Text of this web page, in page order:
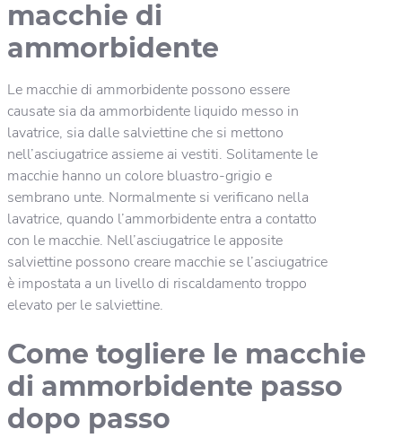
macchie di
ammorbidente
Le macchie di ammorbidente possono essere
causate sia da ammorbidente liquido messo in
lavatrice, sia dalle salviettine che si mettono
nell’asciugatrice assieme ai vestiti. Solitamente le
macchie hanno un colore bluastro-grigio e
sembrano unte. Normalmente si verificano nella
lavatrice, quando l’ammorbidente entra a contatto
con le macchie. Nell’asciugatrice le apposite
salviettine possono creare macchie se l’asciugatrice
è impostata a un livello di riscaldamento troppo
elevato per le salviettine.
Come togliere le macchie
di ammorbidente passo
dopo passo